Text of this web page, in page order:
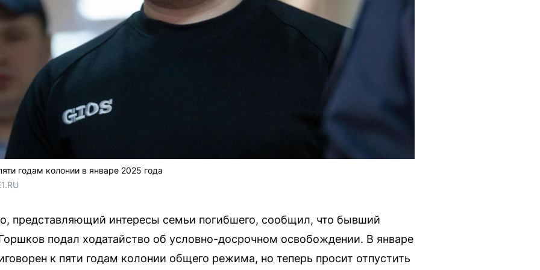
годам колонии в январе 2025 года
представляющий интересы семьи погибшего, сообщил, что бывший
подал ходатайство об условно-досрочном освобождении. В январе
к пяти годам колонии общего режима, но теперь просит отпустить